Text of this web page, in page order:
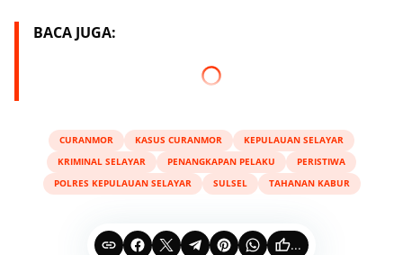
BACA JUGA:
CURANMOR KASUS CURANMOR
KEPULAUAN SELAYAR
KRIMINAL SELAYAR
PENANGKAPAN PELAKU
PERISTIWA
POLRES KEPULAUAN SELAYAR
SULSEL TAHANAN KABUR
...